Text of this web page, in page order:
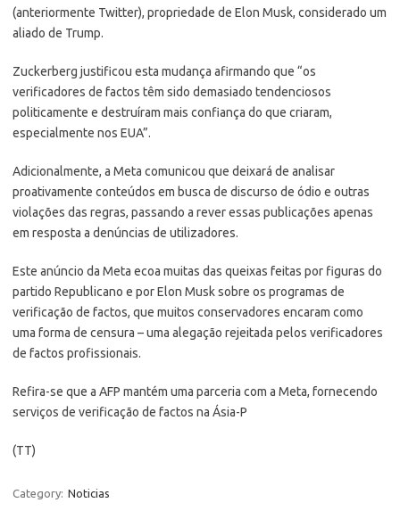
(anteriormente Twitter), propriedade de Elon Musk, considerado um
aliado de Trump.
Zuckerberg justificou esta mudança afirmando que “os
verificadores de factos têm sido demasiado tendenciosos
politicamente e destruíram mais confiança do que criaram,
especialmente nos EUA”.
Adicionalmente, a Meta comunicou que deixará de analisar
proativamente conteúdos em busca de discurso de ódio e outras
violações das regras, passando a rever essas publicações apenas
em resposta a denúncias de utilizadores.
Este anúncio da Meta ecoa muitas das queixas feitas por figuras do
partido Republicano e por Elon Musk sobre os programas de
verificação de factos, que muitos conservadores encaram como
uma forma de censura – uma alegação rejeitada pelos verificadores
de factos profissionais.
Refira-se que a AFP mantém uma parceria com a Meta, fornecendo
serviços de verificação de factos na Ásia-P
(TT)
Category: Noticias